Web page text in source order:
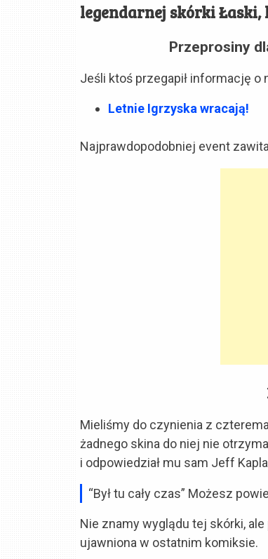
legendarnej skórki
Przeprosiny
Jeśli ktoś przegapił informację
Letnie Igrzyska wracają!
Najprawdopodobniej event
Mieliśmy do czynienia z
żadnego skina do niej nie
i odpowiedział mu sam Jeff
“Był tu cały czas” Możesz
Nie znamy wyglądu tej skórki,
ujawniona w ostatnim komiksie.